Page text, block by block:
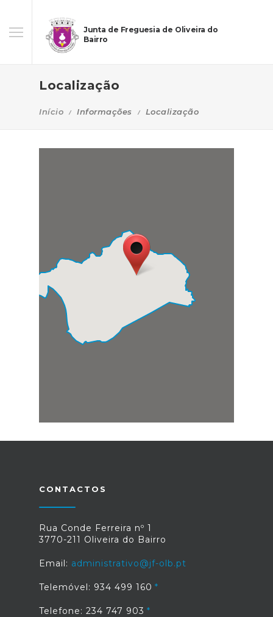
Junta de Freguesia de Oliveira do
Bairro
Localização
Início Informações Localização
CONTACTOS
Rua Conde Ferreira nº 1
3770-211 Oliveira do Bairro
Email: administrativo@jf-olb.pt
Telemóvel: 934 499 160
Telefone: 234 747 903